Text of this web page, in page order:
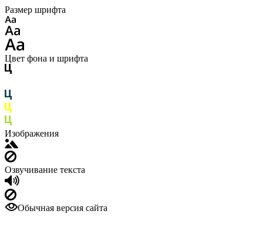
Размер шрифта
Цвет фона и шрифта
Изображения
Озвучивание текста
Обычная версия сайта